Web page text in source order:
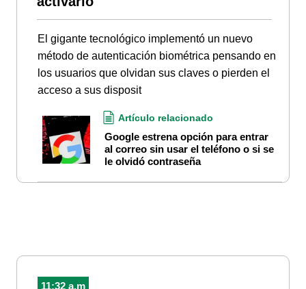
El gigante tecnológico implementó un nuevo
método de autenticación biométrica pensando en
los usuarios que olvidan sus claves o pierden el
acceso a sus disposit
Artículo relacionado
Google estrena opción para entrar
al correo sin usar el teléfono o si se
le olvidó contraseña
11:32 a.m